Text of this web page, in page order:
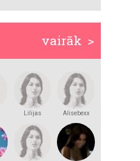
vairāk >
Lilijas Alisebexx